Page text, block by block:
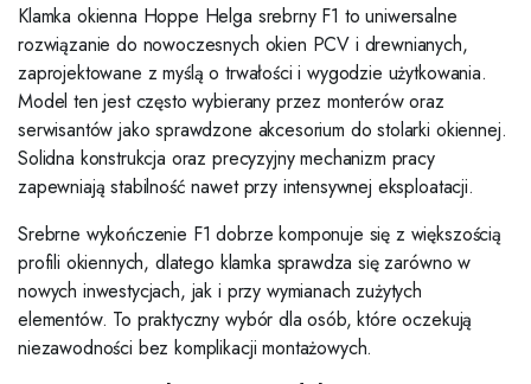
Klamka okienna Hoppe Helga srebrny F1 to uniwersalne
rozwiązanie do nowoczesnych okien PCV i drewnianych,
zaprojektowane z myślą o trwałości i wygodzie użytkowania.
Model ten jest często wybierany przez monterów oraz
serwisantów jako sprawdzone akcesorium do stolarki okiennej.
Solidna konstrukcja oraz precyzyjny mechanizm pracy
zapewniają stabilność nawet przy intensywnej eksploatacji.
Srebrne wykończenie F1 dobrze komponuje się z większością
profili okiennych, dlatego klamka sprawdza się zarówno w
nowych inwestycjach, jak i przy wymianach zużytych
elementów. To praktyczny wybór dla osób, które oczekują
niezawodności bez komplikacji montażowych.